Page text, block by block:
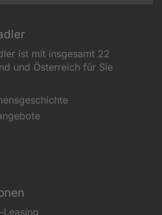
ist mit insgesamt 22
und Österreich für Sie
Leasing